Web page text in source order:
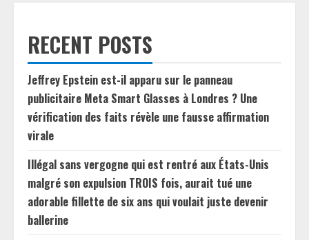
RECENT POSTS
Jeffrey Epstein est-il apparu sur le panneau
publicitaire Meta Smart Glasses à Londres ? Une
vérification des faits révèle une fausse affirmation
virale
Illégal sans vergogne qui est rentré aux États-Unis
malgré son expulsion TROIS fois, aurait tué une
adorable fillette de six ans qui voulait juste devenir
ballerine